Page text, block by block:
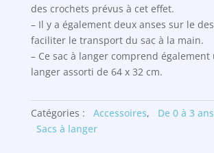
des crochets prévus à cet effet.
– Il y a également deux anses sur le
faciliter le transport du sac à la main.
– Ce sac à langer comprend également
langer assorti de 64 x 32 cm.
Catégories : Accessoires, De 0 à 3 ans
Sacs à langer